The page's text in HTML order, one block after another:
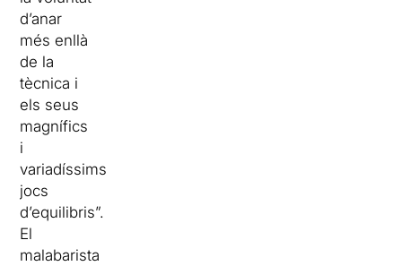
d’anar
més enllà
de la
tècnica i
els seus
magnífics
i
variadíssims
jocs
d’equilibris”.
El
malabarista